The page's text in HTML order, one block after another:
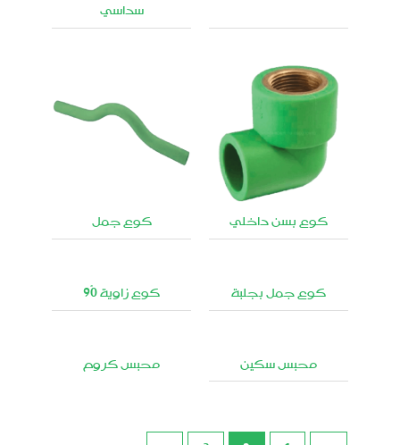
سداسي
كوع بسن داخلي كوع جمل
كوع جمل بجلبة كوع زاوية 90ْ
محبس سكين محبس كروم